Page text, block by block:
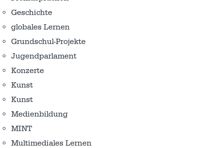
Geschichte
globales Lernen
Grundschul-Projekte
Jugendparlament
Konzerte
Kunst
Kunst
Medienbildung
MINT
Multimediales Lernen